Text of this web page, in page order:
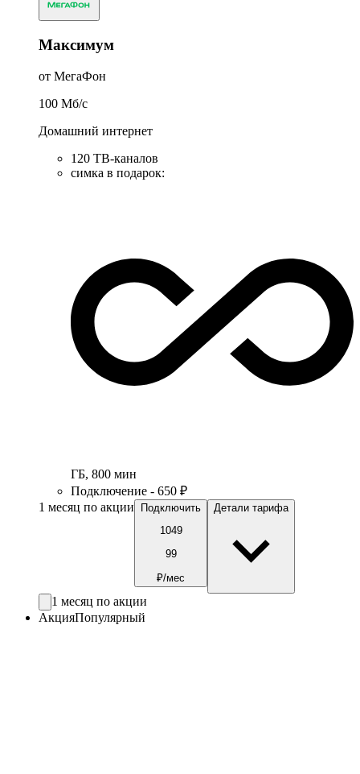
Максимум
от МегаФон
100 Мб/c
Домашний интернет
120 ТВ-каналов
симка в подарок:
ГБ, 800 мин
Подключение - 650 ₽
1 месяц по акции
Подключить
1049
99
₽/мес
Детали тарифа
1 месяц по акции
АкцияПопулярный